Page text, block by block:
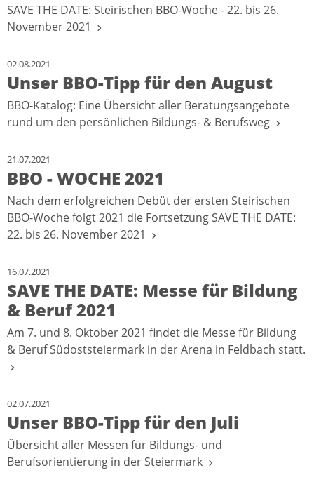
SAVE THE DATE: Steirischen BBO-Woche - 22. bis 26.
November 2021
02.08.2021
Unser BBO-Tipp für den August
BBO-Katalog: Eine Übersicht aller Beratungsangebote
rund um den persönlichen Bildungs- & Berufsweg
21.07.2021
BBO - WOCHE 2021
Nach dem erfolgreichen Debüt der ersten Steirischen
BBO-Woche folgt 2021 die Fortsetzung SAVE THE DATE:
22. bis 26. November 2021
16.07.2021
SAVE THE DATE: Messe für Bildung
& Beruf 2021
Am 7. und 8. Oktober 2021 findet die Messe für Bildung
& Beruf Südoststeiermark in der Arena in Feldbach statt.
02.07.2021
Unser BBO-Tipp für den Juli
Übersicht aller Messen für Bildungs- und
Berufsorientierung in der Steiermark